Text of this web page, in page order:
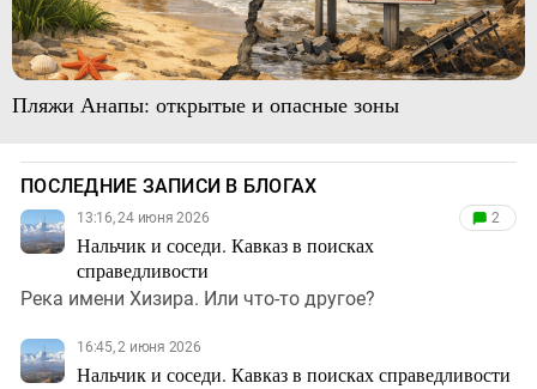
Пляжи Анапы: открытые и опасные зоны
ПОСЛЕДНИЕ ЗАПИСИ В БЛОГАХ
13:16, 24 июня 2026
Нальчик и соседи. Кавказ в поисках
справедливости
2
Река имени Хизира. Или что-то другое?
16:45, 2 июня 2026
Нальчик и соседи. Кавказ в поисках справедливости